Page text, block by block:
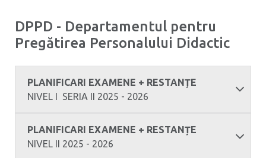
DPPD - Departamentul pentru
Pregătirea Personalului Didactic
PLANIFICARI EXAMENE + RESTANȚE
NIVEL I SERIA II 2025 - 2026
PLANIFICARI EXAMENE + RESTANȚE
NIVEL II 2025 - 2026